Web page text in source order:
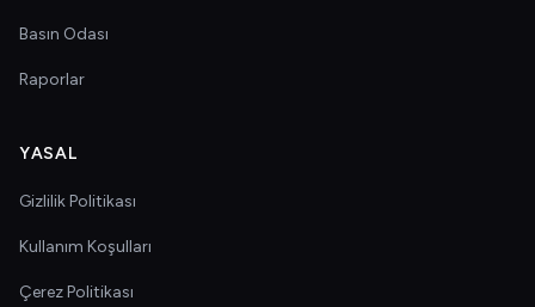
Basın Odası
Raporlar
YASAL
Gizlilik Politikası
Kullanım Koşulları
Çerez Politikası